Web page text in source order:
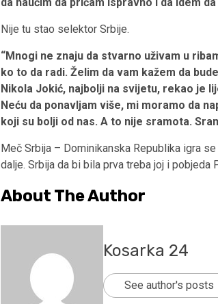
da naučim da pričam ispravno i da idem
Nije tu stao selektor Srbije.
“Mnogi ne znaju da stvarno uživam u
ko to da radi. Želim da vam kažem da
Nikola Jokić, najbolji na svijetu, rekao je
Neću da ponavljam više, mi moramo da
koji su bolji od nas. A to nije sramota.
Meč Srbija – Dominikanska Republika igra
dalje. Srbija da bi bila prva treba joj i pobjeda
About The Author
Kosarka 24
See author's posts